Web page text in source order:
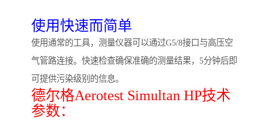
使用快速而简单
使用通常的工具，测量仪器可以通过G5/8接口与高压空
气管路连接。快速检查确保准确的测量结果，5分钟后即
可提供污染级别的信息。
德尔格Aerotest Simultan HP技术
参数：